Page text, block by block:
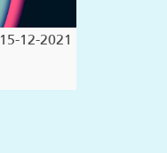
15-12-2021